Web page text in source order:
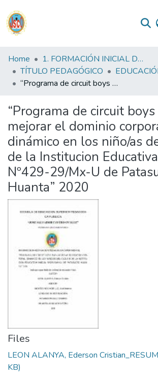
Communities
&
Collections
Statistics
Reglamento
Formatos
Manuales
Home
1. FORMACIÓN INICIAL DOCENTE
TÍTULO PEDAGÓGICO
“Programa de circuit boys para mejorar el dominio corporal dinámico en los niño/as del clclo ll de la Institucion Educativa Inicial Nº429-29/Mx-U de Patasucro Huanta” 2020
“Programa de circuit
mejorar el dominio
dinámico en los niño/as
de la Institucion
Nº429-29/Mx-U de
Huanta” 2020
Files
LEON ALANYA, Ederson
KB)